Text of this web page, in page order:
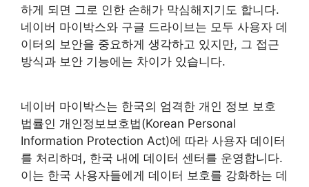
하게 되면 그로 인한 손해가 막심해지기도 합니다.
네이버 마이박스와 구글 드라이브는 모두 사용자 데
이터의 보안을 중요하게 생각하고 있지만, 그 접근
방식과 보안 기능에는 차이가 있습니다.
네이버 마이박스는 한국의 엄격한 개인 정보 보호
법률인 개인정보보호법(Korean Personal
Information Protection Act)에 따라 사용자 데이터
를 처리하며, 한국 내에 데이터 센터를 운영합니다.
이는 한국 사용자들에게 데이터 보호를 강화하는 데